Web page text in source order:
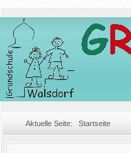
Aktuelle Seite: Startseite